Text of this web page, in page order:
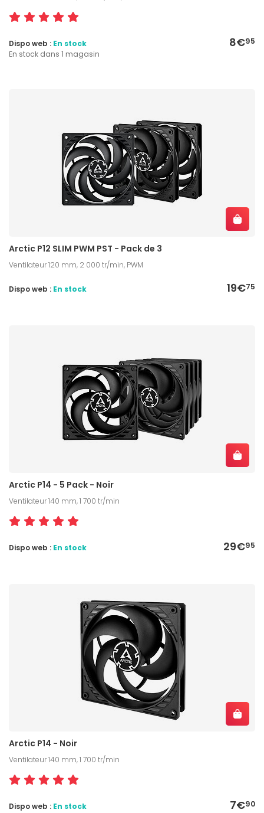
8€95
Dispo web : En stock
En stock dans 1 magasin
Arctic P12 SLIM PWM PST - Pack de 3
Ventilateur 120 mm, 2 000 tr/min, PWM
19€75
Dispo web : En stock
Arctic P14 - 5 Pack - Noir
Ventilateur 140 mm, 1 700 tr/min
29€95
Dispo web : En stock
Arctic P14 - Noir
Ventilateur 140 mm, 1 700 tr/min
7€90
Dispo web : En stock